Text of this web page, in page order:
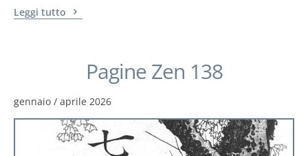
Leggi tutto
Pagine Zen 138
gennaio / aprile 2026